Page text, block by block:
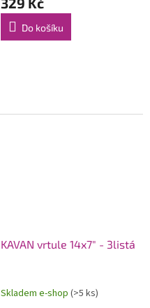
Do košíku
KAVAN vrtule 14x7" - 3listá
Skladem e-shop (>5 ks)